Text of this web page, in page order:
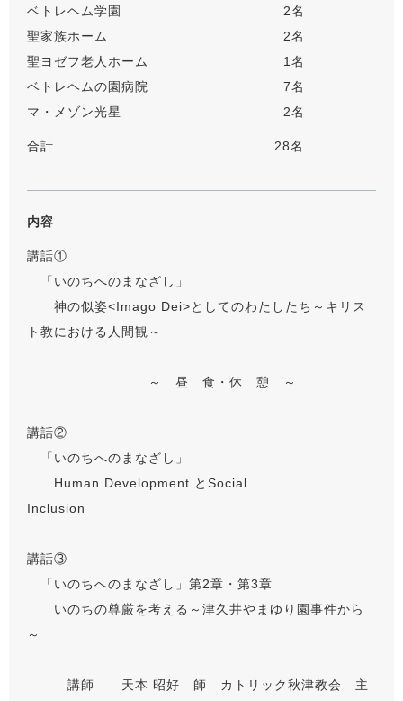
ベトレヘム学園 2名
聖家族ホーム 2名
聖ヨゼフ老人ホーム 1名
ベトレヘムの園病院 7名
マ・メゾン光星 2名
合計 28名
内容
講話①
「いのちへのまなざし」
神の似姿<Imago Dei>としてのわたしたち～キリス
ト教における人間観～
～ 昼 食・休 憩 ～
講話②
「いのちへのまなざし」
Human Development とSocial
Inclusion
講話③
「いのちへのまなざし」第2章・第3章
いのちの尊厳を考える～津久井やまゆり園事件から
～
講師 天本 昭好 師 カトリック秋津教会 主